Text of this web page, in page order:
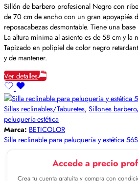
Sillón de barbero profesional Negro con
de 70 cm de ancho con un gran apoyapiés
reposacabezas desmontable. Tiene una
La altura mínima al asiento es de 58 cm y la
Tapizado en polipiel de color negro
y de mantener.
Ver detalles
Sillas reclinables/Taburetes, Sillones
peluquería-estética
Marca: BETICOLOR
Silla reclinable para peluquería y estética
Accede a precio
Crea tu cuenta gratuita y compra con